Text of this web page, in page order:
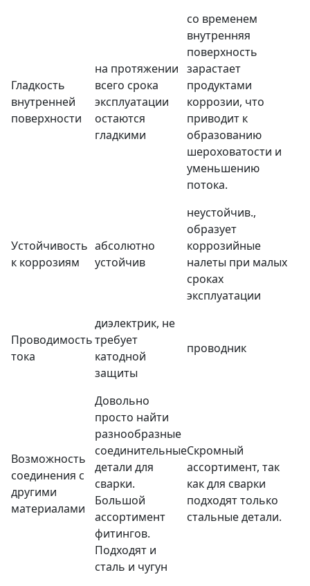
Гладкость
внутренней
поверхности
на протяжении
всего срока
эксплуатации
остаются
гладкими
со временем
внутренняя
поверхность
зарастает
продуктами
коррозии, что
приводит к
образованию
шероховатости и
уменьшению
потока.
Устойчивость
к коррозиям
абсолютно
устойчив
неустойчив.,
образует
коррозийные
налеты при малых
сроках
эксплуатации
Проводимость
тока
диэлектрик, не
требует
катодной
защиты
проводник
Возможность
соединения с
другими
материалами
Довольно
просто найти
разнообразные
соединительные
детали для
сварки.
Большой
ассортимент
фитингов.
Подходят и
сталь и чугун
Скромный
ассортимент, так
как для сварки
подходят только
стальные детали.